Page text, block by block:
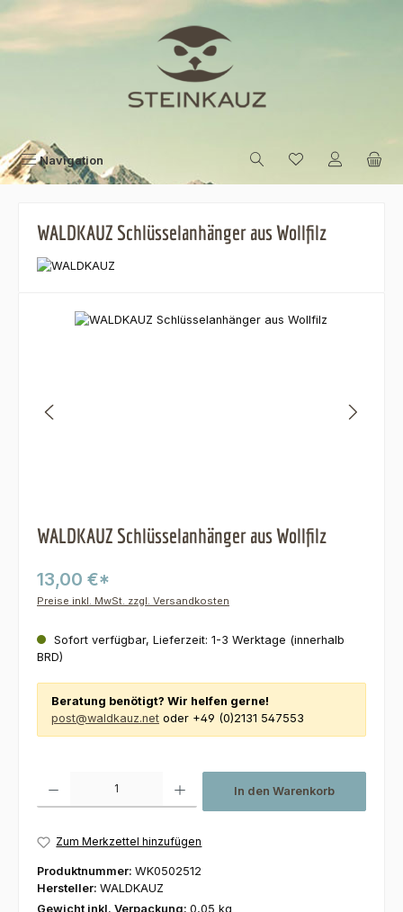
Zum Hauptinhalt springen
Navigation
WALDKAUZ Schlüsselanhänger aus Wollfilz
Bildergalerie überspringen
WALDKAUZ Schlüsselanhänger aus Wollfilz
13,00 €*
Preise inkl. MwSt. zzgl. Versandkosten
Sofort verfügbar, Lieferzeit: 1-3 Werktage (innerhalb
BRD)
Beratung benötigt? Wir helfen gerne!
post@waldkauz.net oder +49 (0)2131 547553
In den Warenkorb
Zum Merkzettel hinzufügen
Produktnummer: WK0502512
Hersteller: WALDKAUZ
Gewicht inkl. Verpackung: 0,05 kg